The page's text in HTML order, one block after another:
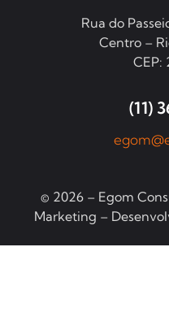
Rua do
Centro –
CEP:
(11)
© 2026 – Egom
Marketing –